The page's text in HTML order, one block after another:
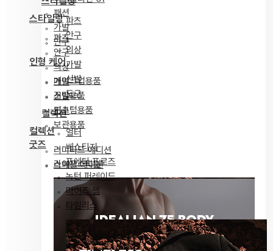
패션
가발
안구
인형 케어
메이크업용품
조립용품
커스텀용품
보관용품
굿즈
라이프스타일
스타일링
파츠
안구
의상
가발
신발
도구
컬렉션
리미티드 에디션
스페셜 에디션
파츠
안구
의상
가발
신발
도구
컬렉션
얼터
베스티지
포에틱 프로즈
녹턴 퍼레이드
마이즈 젬
타임리스